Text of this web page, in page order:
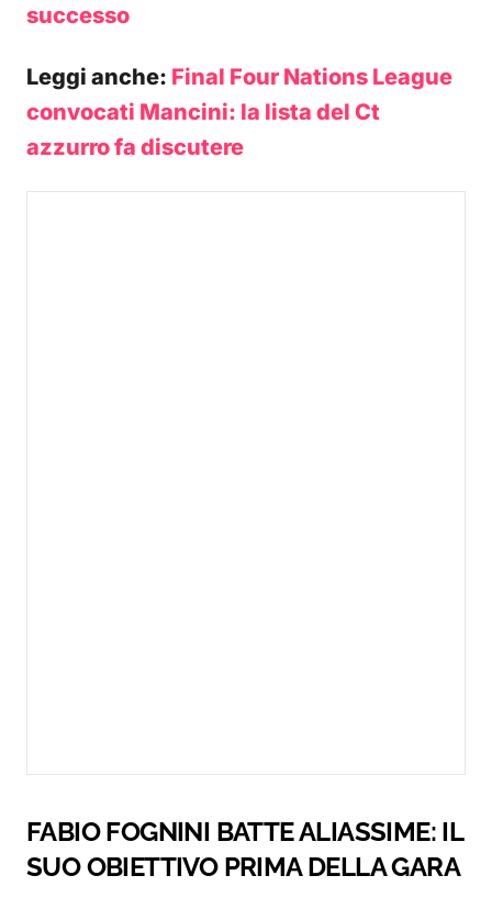
successo
Leggi anche: Final Four Nations League
convocati Mancini: la lista del Ct
azzurro fa discutere
FABIO FOGNINI BATTE ALIASSIME: IL
SUO OBIETTIVO PRIMA DELLA GARA